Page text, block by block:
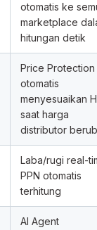
otomatis ke
marketplace
hitungan detik
Price Protection
otomatis
menyesuaikan
saat harga
distributor
Laba/rugi real-
PPN otomatis
terhitung
AI Agent